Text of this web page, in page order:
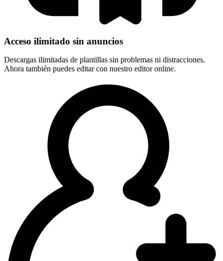
Acceso ilimitado sin anuncios
Descargas ilimitadas de plantillas sin problemas ni distracciones.
Ahora también puedes editar con nuestro editor online.